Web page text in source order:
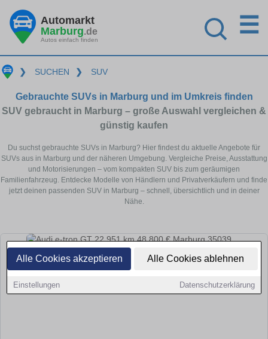
Alle Cookies akzeptieren Alle Cookies ablehnen
Einstellungen Datenschutzerklärung
Automarkt
Marburg.de
Autos einfach finden
☰
❯ SUCHEN ❯ SUV
Gebrauchte SUVs in Marburg und im Umkreis finden
SUV gebraucht in Marburg – große Auswahl vergleichen &
günstig kaufen
Du suchst gebrauchte SUVs in Marburg? Hier findest du aktuelle Angebote für
SUVs aus in Marburg und der näheren Umgebung. Vergleiche Preise, Ausstattung
und Motorisierungen – vom kompakten SUV bis zum geräumigen
Familienfahrzeug. Entdecke Modelle von Händlern und Privatverkäufern und finde
jetzt deinen passenden SUV in Marburg – schnell, übersichtlich und in deiner
Nähe.